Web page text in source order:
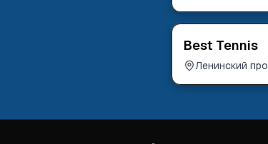
Best Tennis
Ленинский